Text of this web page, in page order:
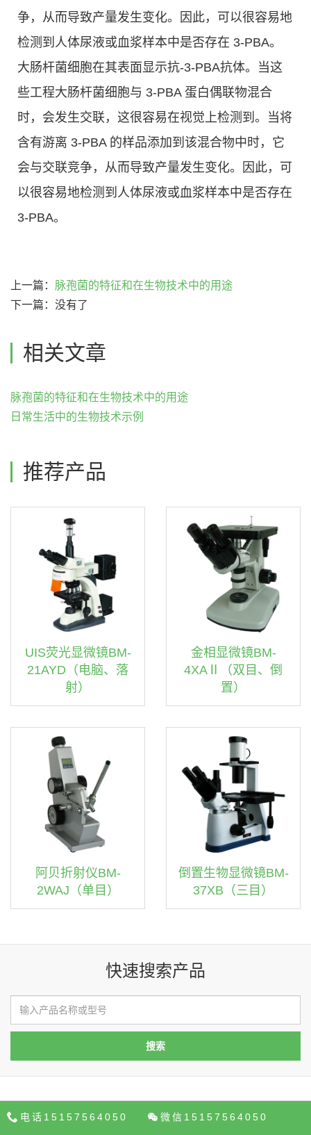
争，从而导致产量发生变化。因此，可以很容易地
检测到人体尿液或血浆样本中是否存在 3-PBA。
大肠杆菌细胞在其表面显示抗-3-PBA抗体。当这
些工程大肠杆菌细胞与 3-PBA 蛋白偶联物混合
时，会发生交联，这很容易在视觉上检测到。当将
含有游离 3-PBA 的样品添加到该混合物中时，它
会与交联竞争，从而导致产量发生变化。因此，可
以很容易地检测到人体尿液或血浆样本中是否存在
3-PBA。
上一篇： 脉孢菌的特征和在生物技术中的用途
下一篇：没有了
相关文章
脉孢菌的特征和在生物技术中的用途
日常生活中的生物技术示例
推荐产品
UIS荧光显微镜BM-
21AYD（电脑、落
射）
金相显微镜BM-
4XAⅡ（双目、倒
置）
阿贝折射仪BM-
2WAJ（单目）
倒置生物显微镜BM-
37XB（三目）
快速搜索产品
关于我们 产品中心
电话15157564050 微信15157564050